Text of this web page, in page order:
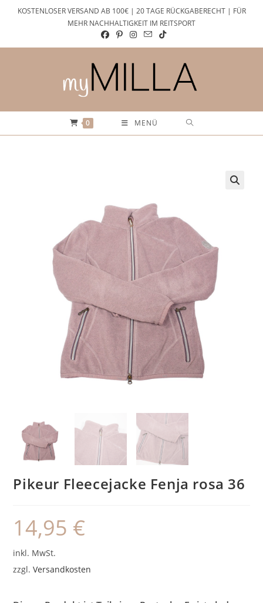
KOSTENLOSER VERSAND AB 100€ | 20 TAGE RÜCKGABERECHT | FÜR
MEHR NACHHALTIGKEIT IM REITSPORT
0 MENÜ
Pikeur Fleecejacke Fenja rosa 36
14,95 €
inkl. MwSt.
zzgl.Versandkosten